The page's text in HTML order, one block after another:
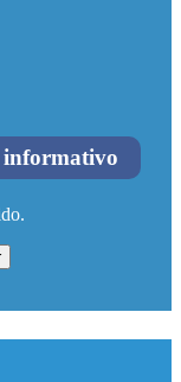
informativo